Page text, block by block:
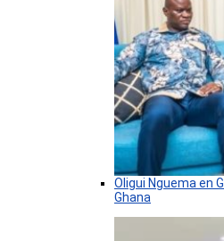
Oligui Nguema en
Ghana